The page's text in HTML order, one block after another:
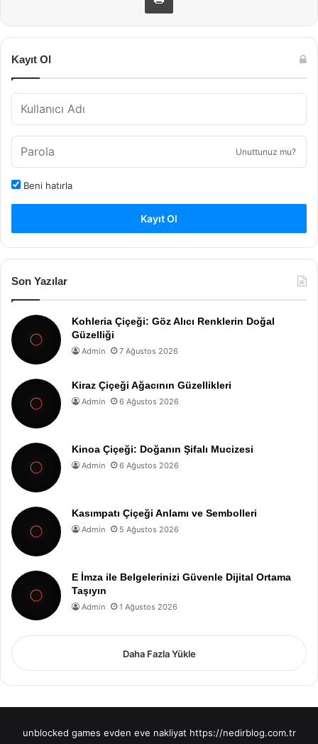
Kayıt Ol
Unuttunuz mu?
Beni hatırla
Kayıt Ol
Son Yazılar
Kohleria Çiçeği: Göz Alıcı Renklerin Doğal
Güzelliği
Admin 7 Ağustos 2026
Kiraz Çiçeği Ağacının Güzellikleri
Admin 6 Ağustos 2026
Kinoa Çiçeği: Doğanın Şifalı Mucizesi
Admin 6 Ağustos 2026
Kasımpatı Çiçeği Anlamı ve Sembolleri
Admin 5 Ağustos 2026
E İmza ile Belgelerinizi Güvenle Dijital Ortama
Taşıyın
Admin 1 Ağustos 2026
Daha Fazla Yükle
unblocked games evden eve nakliyat https://nedirblog.com.tr